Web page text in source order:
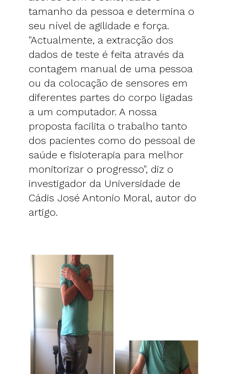
tamanho da pessoa e determina o
seu nível de agilidade e força.
"Actualmente, a extracção dos
dados de teste é feita através da
contagem manual de uma pessoa
ou da colocação de sensores em
diferentes partes do corpo ligadas
a um computador. A nossa
proposta facilita o trabalho tanto
dos pacientes como do pessoal de
saúde e fisioterapia para melhor
monitorizar o progresso", diz o
investigador da Universidade de
Cádis José Antonio Moral, autor do
artigo.